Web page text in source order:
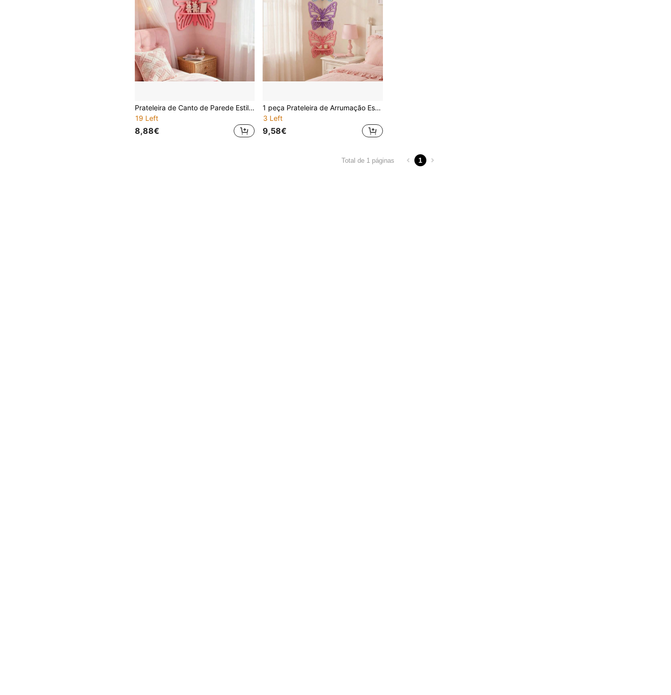
Prateleira de Canto de Parede Estilo Nórdico com Borboleta Vazada, Suporte de Decoração de Parede para Quarto de Criança e Quarto, Prateleira de Arrumação de Canto, Decoração para Casa Estilo Conto de Fadas
19 Left
8,88€
1 peça Prateleira de Arrumação Estilo Nórdico Feminino com Flores e Recortes, Organizador de Canto de Parede para Quarto de Criança e Decoração de Quarto
3 Left
9,58€
Total de 1 páginas 1